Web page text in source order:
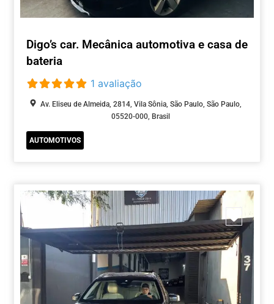
Digo’s car. Mecânica automotiva e casa de
bateria
1 avaliação
Av. Eliseu de Almeida, 2814, Vila Sônia, São Paulo, São Paulo,
05520-000, Brasil
AUTOMOTIVOS